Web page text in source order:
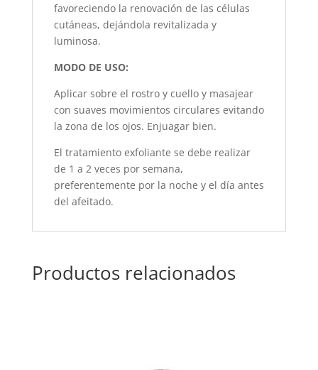
favoreciendo la renovación de las células
cutáneas, dejándola revitalizada y
luminosa.
MODO DE USO:
Aplicar sobre el rostro y cuello y masajear
con suaves movimientos circulares evitando
la zona de los ojos. Enjuagar bien.
El tratamiento exfoliante se debe realizar
de 1 a 2 veces por semana,
preferentemente por la noche y el día antes
del afeitado.
Productos relacionados